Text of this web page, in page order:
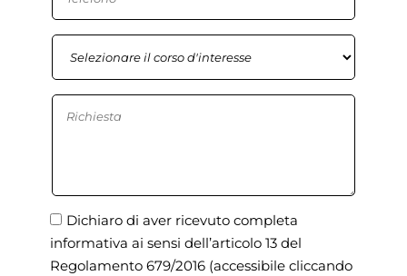
Dichiaro di aver ricevuto completa
informativa ai sensi dell’articolo 13 del
Regolamento 679/2016 (accessibile cliccando